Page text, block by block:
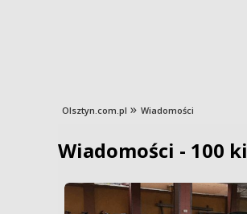
Olsztyn.com.pl Wiadomości
Wiadomości - 100